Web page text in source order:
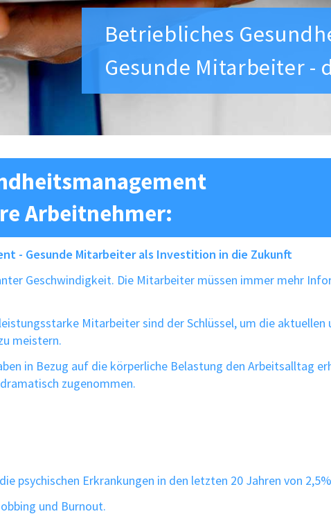
Betriebliches
Gesunde Mitarbeiter -
Arbeitnehmer:
- Gesunde Mitarbeiter als Investition in die Zukunft
Geschwindigkeit. Die Mitarbeiter müssen immer mehr
Mitarbeiter sind der Schlüssel, um die
meistern.
in Bezug auf die körperliche Belastung den Arbeitsalltag
zugenommen.
psychischen Erkrankungen in den letzten 20 Jahren von
und Burnout.